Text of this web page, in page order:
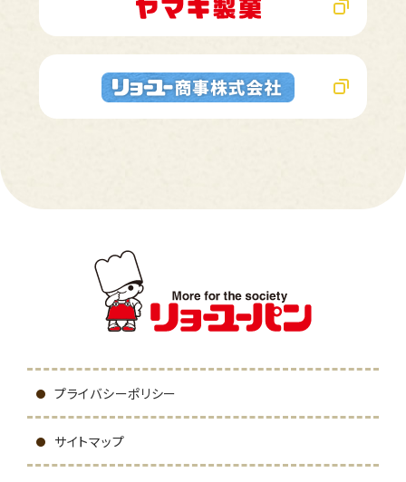
プライバシーポリシー
サイトマップ